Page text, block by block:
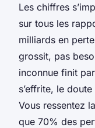
Les chiffres
sur tous les
milliards en
grossit, pas
inconnue finit
s’effrite, le
Vous ressentez
que 70% des